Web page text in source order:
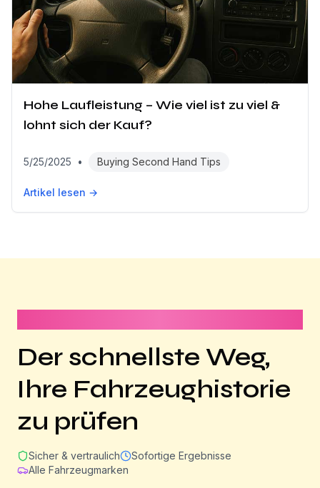
Hohe Laufleistung – Wie viel ist zu viel &
lohnt sich der Kauf?
5/25/2025 • Buying Second Hand Tips
Artikel lesen →
Der schnellste Weg,
Ihre Fahrzeughistorie
zu prüfen
Sicher & vertraulich
Sofortige Ergebnisse
Alle Fahrzeugmarken